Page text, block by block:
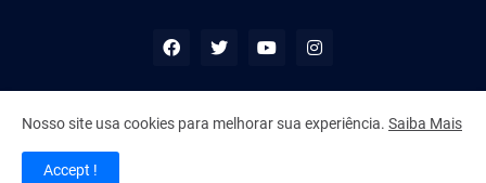
Copyright © Panorama Parintins
Nosso site usa cookies para melhorar sua experiência. Saiba Mais
Accept !